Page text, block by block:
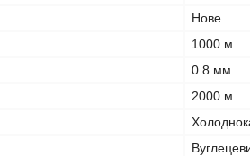
Нове
1000 м
0.8 мм
2000 м